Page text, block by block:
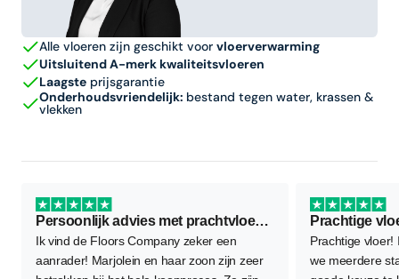
Alle vloeren zijn geschikt voor vloerverwarming
Uitsluitend A-merk kwaliteitsvloeren
Laagste prijsgarantie
Onderhoudsvriendelijk: bestand tegen water, krassen &
vlekken
Persoonlijk advies met prachtvloer als resultaat
Ik vind de Floors Company zeker een
aanrader! Marjolein en haar zoon zijn zeer
Prachtige
Prachtige vloer!
we meerdere